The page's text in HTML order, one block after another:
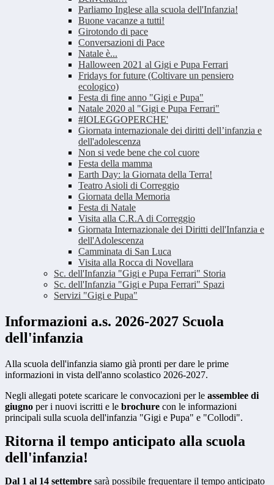
Parliamo Inglese alla scuola dell'Infanzia!
Buone vacanze a tutti!
Girotondo di pace
Conversazioni di Pace
Natale è...
Halloween 2021 al Gigi e Pupa Ferrari
Fridays for future (Coltivare un pensiero
ecologico)
Festa di fine anno "Gigi e Pupa"
Natale 2020 al "Gigi e Pupa Ferrari"
#IOLEGGOPERCHE'
Giornata internazionale dei diritti dell’infanzia e
dell'adolescenza
Non si vede bene che col cuore
Festa della mamma
Earth Day: la Giornata della Terra!
Teatro Asioli di Correggio
Giornata della Memoria
Festa di Natale
Visita alla C.R.A di Correggio
Giornata Internazionale dei Diritti dell'Infanzia e
dell'Adolescenza
Camminata di San Luca
Visita alla Rocca di Novellara
Sc. dell'Infanzia "Gigi e Pupa Ferrari" Storia
Sc. dell'Infanzia "Gigi e Pupa Ferrari" Spazi
Servizi "Gigi e Pupa"
Informazioni a.s. 2026-2027 Scuola
dell'infanzia
Alla scuola dell'infanzia siamo già pronti per dare le prime
informazioni in vista dell'anno scolastico 2026-2027.
Negli allegati potete scaricare le convocazioni per le assemblee di
giugno per i nuovi iscritti e le brochure con le informazioni
principali sulla scuola dell'infanzia "Gigi e Pupa" e "Collodi".
Ritorna il tempo anticipato alla scuola
dell'infanzia!
Dal 1 al 14 settembre sarà possibile frequentare il tempo anticipato